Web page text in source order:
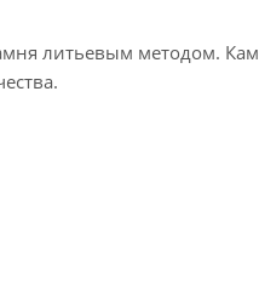
литьевым методом.